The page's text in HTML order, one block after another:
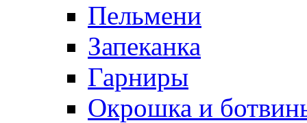
Пельмени
Запеканка
Гарниры
Окрошка и